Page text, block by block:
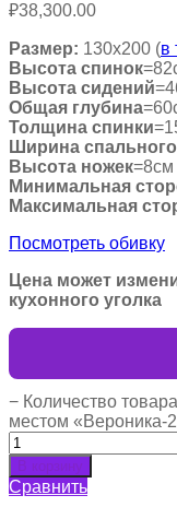
₽38,300.00
Размер: 130х200 (в
Высота спинок
Высота сидений
Общая глубина
Толщина спинки
Ширина
Высота ножек=8см
Минимальная
Максимальная
Посмотреть обивку
Цена может
кухонного уголка
− Количество
местом «Вероника-
В корзину
Сравнить